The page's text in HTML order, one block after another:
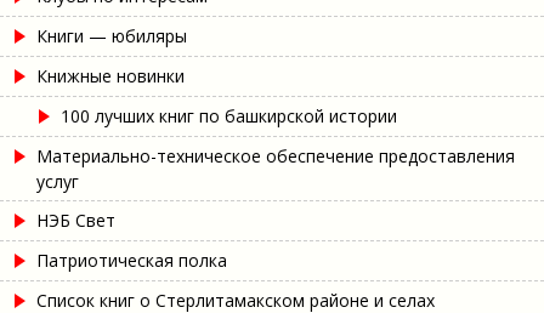
Книги — юбиляры
Книжные новинки
100 лучших книг по башкирской истории
Материально-техническое обеспечение предоставления
услуг
НЭБ Свет
Патриотическая полка
Список книг о Стерлитамакском районе и селах